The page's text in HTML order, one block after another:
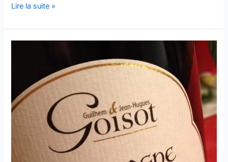
Bourgogne
d’Auxerre
–
Domaine
Goisot
2010
Lire la suite »